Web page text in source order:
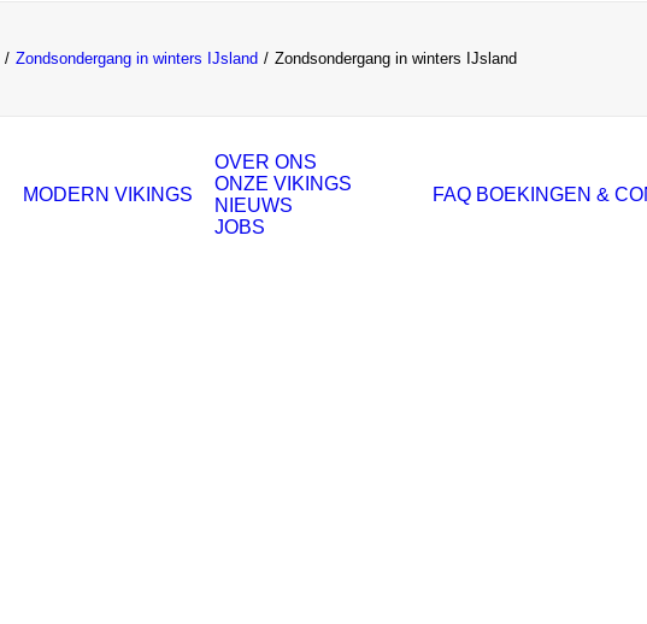
MODERN VIKINGS
OVER ONS
ONZE VIKINGS
NIEUWS
JOBS
FAQ BOEKINGEN &
Zondsondergang in winters IJsland Zondsondergang in winters IJsland